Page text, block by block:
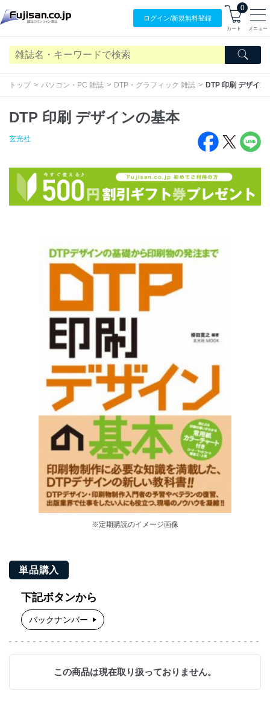
ログイン/新規無料登録
0
カート メニュー
トップ パソコン・PC 雑誌 DTP・グラフィック 雑誌 DTP 印刷 デザイン
DTP 印刷 デザインの基本
玄光社
※定期購読のイメージ画像
単品購入
下記ボタンから
バックナンバー
この商品は現在取り扱っておりません。